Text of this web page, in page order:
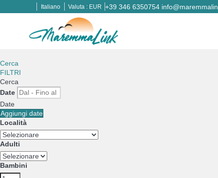
Italiano Valuta : EUR +39 346 6350754
Cerca
FILTRI
Cerca
Date
Date
Aggiungi date
Località
Adulti
Bambini